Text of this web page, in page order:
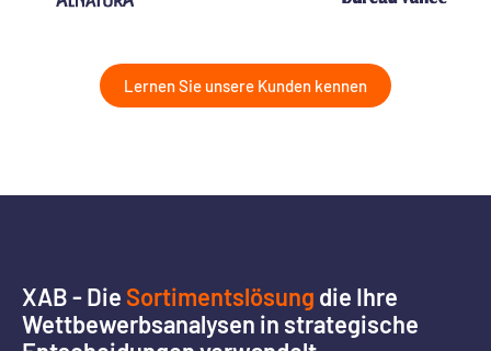
Lernen Sie unsere Kunden kennen
XAB - Die Sortimentslösung die Ihre
Wettbewerbsanalysen in strategische